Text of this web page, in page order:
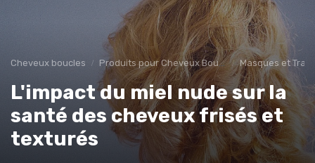
Cheveux boucles Produits pour Cheveux Bouclés et Texturés Masques et
L'impact du miel nude sur la
santé des cheveux frisés et
texturés